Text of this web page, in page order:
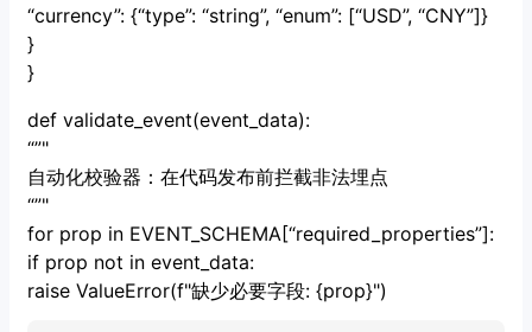
“currency”: {“type”: “string”, “enum”: [“USD”, “CNY”]}
}
}
def validate_event(event_data):
“”"
自动化校验器：在代码发布前拦截非法埋点
“”"
for prop in EVENT_SCHEMA[“required_properties”]:
if prop not in event_data:
raise ValueError(f"缺少必要字段: {prop}")